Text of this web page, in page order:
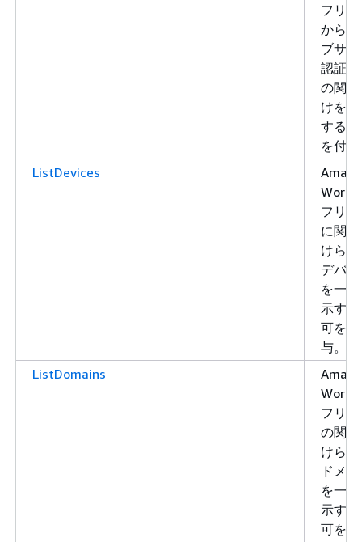
フリ
から
ブサ
認証
の関
けを
する
を付
ListDevices
フリ
に関
けら
デバ
を一
示す
可を付
与。
ListDomains
フリ
の関
けら
ドメ
を一
示す
可を付